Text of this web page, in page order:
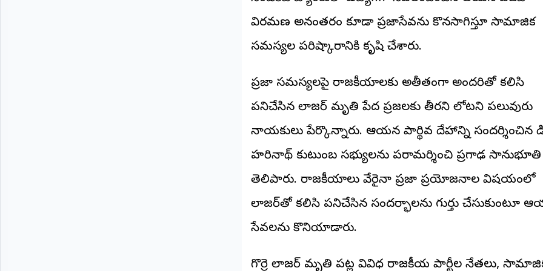
విరమణ అనంతరం కూడా ప్రజాసేవను కొనసాగిస్తూ సామాజిక
సమస్యల పరిష్కారానికి కృషి చేశారు.
ప్రజా సమస్యలపై రాజకీయాలకు అతీతంగా అందరితో కలిసి
పనిచేసిన లాజర్ మృతి పేద ప్రజలకు తీరని లోటని పలువురు
నాయకులు పేర్కొన్నారు. ఆయన పార్థివ దేహాన్ని సందర్శించిన
హరినాథ్ కుటుంబ సభ్యులను పరామర్శించి ప్రగాఢ సానుభూతి
తెలిపారు. రాజకీయాలు వేరైనా ప్రజా ప్రయోజనాల విషయంలో
లాజర్‌తో కలిసి పనిచేసిన సందర్భాలను గుర్తు చేసుకుంటూ
సేవలను కొనియాడారు.
గొర్రె లాజర్ మృతి పట్ల వివిధ రాజకీయ పార్టీల నేతలు,